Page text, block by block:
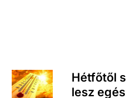
Hétfőtől
lesz